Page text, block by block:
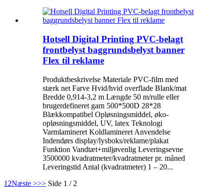
Hotsell Digital Printing PVC-belagt
frontbelyst baggrundsbelyst banner
Flex til reklame
Produktbeskrivelse Materiale PVC-film med
stærk net Farve Hvid/hvid overflade Blank/mat
Bredde 0,914-3,2 m Længde 50 m/rulle eller
brugerdefineret garn 500*500D 28*28
Blækkompatibel Opløsningsmiddel, øko-
opløsningsmiddel, UV, latex Teknologi
Varmlamineret Koldlamineret Anvendelse
Indendørs display/lysboks/reklame/plakat
Funktion Vandtæt+miljøvenlig Leveringsevne
3500000 kvadratmeter/kvadratmeter pr. måned
Leveringstid Antal (kvadratmeter) 1 – 20...
1 2Næste >>> Side 1 / 2